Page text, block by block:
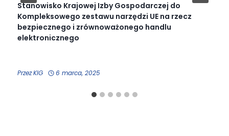
Stanowisko Krajowej Izby Gospodarczej do
Kompleksowego zestawu narzędzi UE na rzecz
bezpiecznego i zrównoważonego handlu
elektronicznego
PrzezKIG 6 marca, 2025